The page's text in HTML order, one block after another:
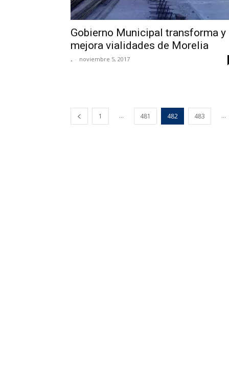
Gobierno Municipal transforma y
mejora vialidades de Morelia
. - noviembre 5, 2017
1 ... 481 482 483 ...